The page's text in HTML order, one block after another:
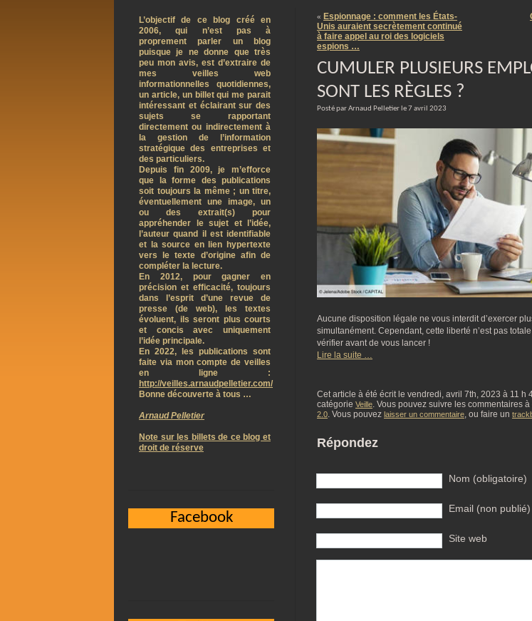
« Espionnage : comment les États-
Unis auraient secrètement continué
à faire appel au roi des logiciels
espions …
CUMULER PLUSIEURS
SONT LES RÈGLES ?
Posté par Arnaud Pelletier le 7 avril 2023
Aucune disposition légale ne vous interdit d’exercer
simultanément. Cependant, cette liberté n’est pas
vérifier avant de vous lancer !
Lire la suite …
Cet article à été écrit le vendredi, avril 7th, 2023 à 11 h
catégorie Veille . Vous pouvez suivre les commentaires
2.0 . Vous pouvez laisser un commentaire , ou faire un
Répondez
Nom (obligatoire)
Email (non
Site web
L’objectif de ce blog créé en
2006, qui n’est pas à
proprement parler un blog
puisque je ne donne que très
peu mon avis, est d’extraire de
mes veilles web
informationnelles quotidiennes,
un article, un billet qui me parait
intéressant et éclairant sur des
sujets se rapportant
directement ou indirectement à
la gestion de l’information
stratégique des entreprises et
des particuliers.
Depuis fin 2009, je m’efforce
que la forme des publications
soit toujours la même ; un titre,
éventuellement une image, un
ou des extrait(s) pour
appréhender le sujet et l’idée,
l’auteur quand il est identifiable
et la source en lien hypertexte
vers le texte d’origine afin de
compléter la lecture.
En 2012, pour gagner en
précision et efficacité, toujours
dans l’esprit d’une revue de
presse (de web), les textes
évoluent, ils seront plus courts
et concis avec uniquement
l’idée principale.
En 2022, les publications sont
faite via mon compte de veilles
en ligne :
http://veilles.arnaudpelletier.com/
Bonne découverte à tous …
Arnaud Pelletier
Note sur les billets de ce blog et
droit de réserve
Facebook